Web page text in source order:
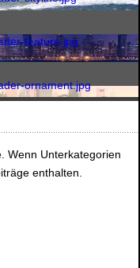
feature.jpg
ornament.jpg
Wenn Unterkategorien
enthalten.